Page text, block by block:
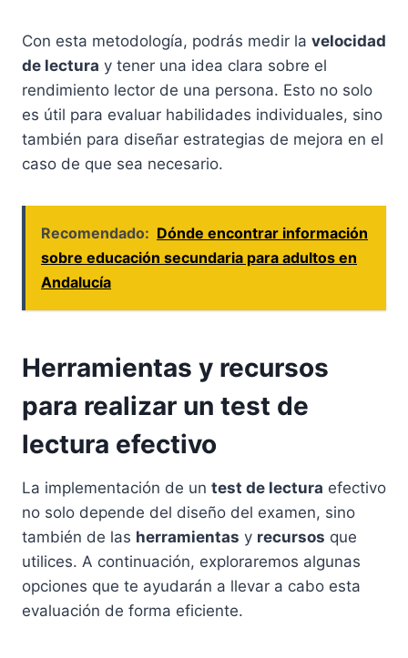
Con esta metodología, podrás medir la velocidad
de lectura y tener una idea clara sobre el
rendimiento lector de una persona. Esto no solo
es útil para evaluar habilidades individuales, sino
también para diseñar estrategias de mejora en el
caso de que sea necesario.
Recomendado: Dónde encontrar información
sobre educación secundaria para adultos en
Andalucía
Herramientas y recursos
para realizar un test de
lectura efectivo
La implementación de un test de lectura efectivo
no solo depende del diseño del examen, sino
también de las herramientas y recursos que
utilices. A continuación, exploraremos algunas
opciones que te ayudarán a llevar a cabo esta
evaluación de forma eficiente.